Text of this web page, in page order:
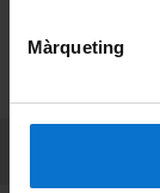
Màrqueting